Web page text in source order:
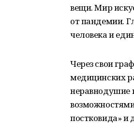
вещи. Мир
от пандемии.
человека и
Через свои
медицинских
постковида» и